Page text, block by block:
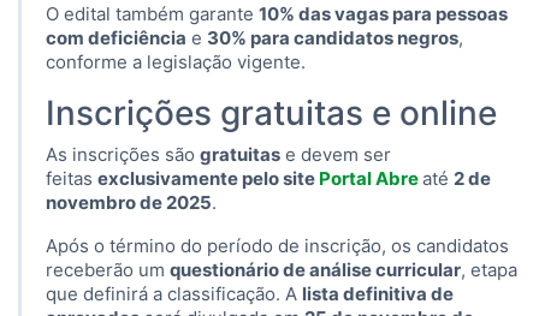
O edital também garante 10% das vagas para pessoas
com deficiência e 30% para candidatos negros,
conforme a legislação vigente.
Inscrições gratuitas e online
As inscrições são gratuitas e devem ser
feitas exclusivamente pelo site Portal Abreaté 2 de
novembro de 2025.
Após o término do período de inscrição, os candidatos
receberão um questionário de análise curricular, etapa
que definirá a classificação. A lista definitiva de